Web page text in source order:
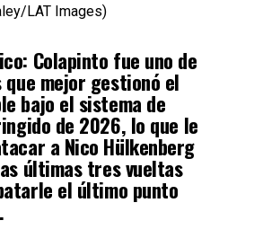
LAT Images)
Colapinto fue uno de
mejor gestionó el
bajo el sistema de
de 2026, lo que le
a Nico Hülkenberg
últimas tres vueltas
el último punto